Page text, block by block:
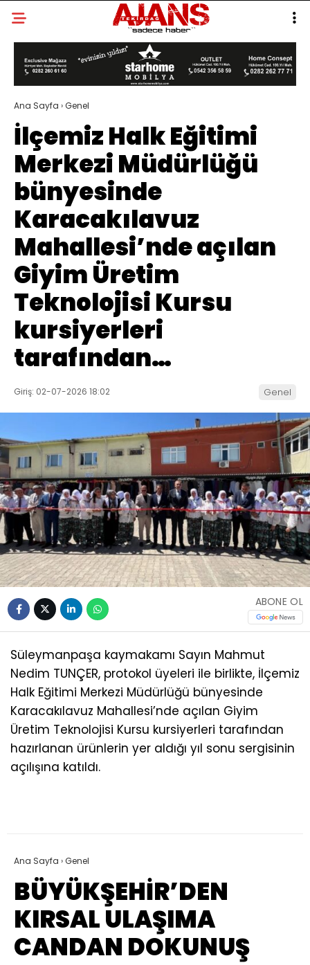
Ana Sayfa ›Genel
İlçemiz Halk Eğitimi
Merkezi Müdürlüğü
bünyesinde
Karacakılavuz
Mahallesi’nde açılan
Giyim Üretim
Teknolojisi Kursu
kursiyerleri
tarafından…
Giriş: 02-07-2026 18:02 Genel
ABONE OL
Süleymanpaşa kaymakamı Sayın Mahmut
Nedim TUNÇER, protokol üyeleri ile birlikte, İlçemiz
Halk Eğitimi Merkezi Müdürlüğü bünyesinde
Karacakılavuz Mahallesi’nde açılan Giyim
Üretim Teknolojisi Kursu kursiyerleri tarafından
hazırlanan ürünlerin yer aldığı yıl sonu sergisinin
açılışına katıldı.
Ana Sayfa ›Genel
BÜYÜKŞEHİR’DEN
KIRSAL ULAŞIMA
CANDAN DOKUNUŞ